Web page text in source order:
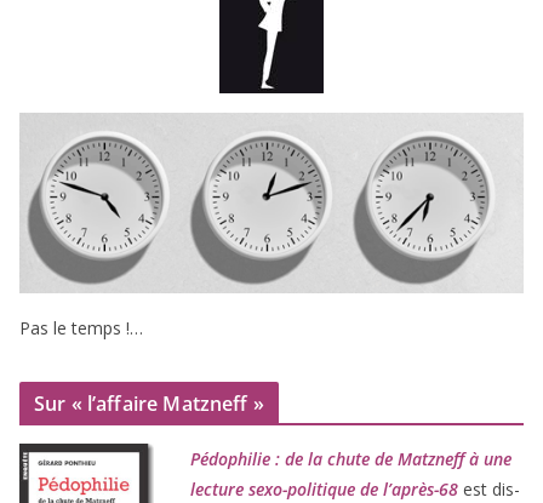
Pas le temps !…
Sur « l’affaire Matzneff »
Pédophilie : de la chute de Matzneff à une
lec­ture sexo-poli­tique de l’après-68 est dis­